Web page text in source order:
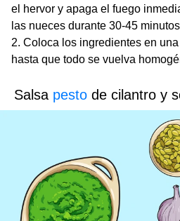
el hervor y apaga el fuego
las nueces durante 30-45
Coloca los ingredientes en
hasta que todo se vuelva
Salsa pesto de cilantro y